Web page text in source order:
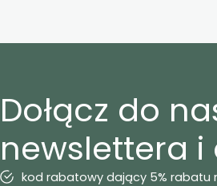
Dołącz do
newslettera
kod rabatowy dający 5% rabatu